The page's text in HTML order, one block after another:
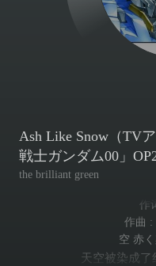
Ash Like Snow（TV
戦士ガンダム00」
the brilliant green
作
作曲 :
空 赤
天空被染成了